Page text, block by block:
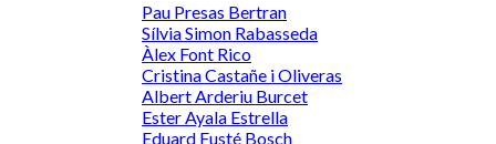
Pau Presas Bertran
Sílvia Simon Rabasseda
Àlex Font Rico
Cristina Castañe i Oliveras
Albert Arderiu Burcet
Ester Ayala Estrella
Eduard Fusté Bosch